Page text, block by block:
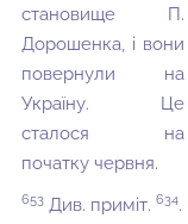
становище П.
Дорошенка, і вони
повернули на
Україну. Це
сталося на
початку червня.
653 Див. приміт. 634.